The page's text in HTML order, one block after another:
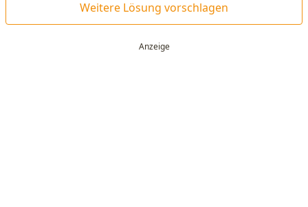
Weitere Lösung vorschlagen